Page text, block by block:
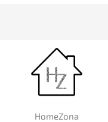
HomeZona